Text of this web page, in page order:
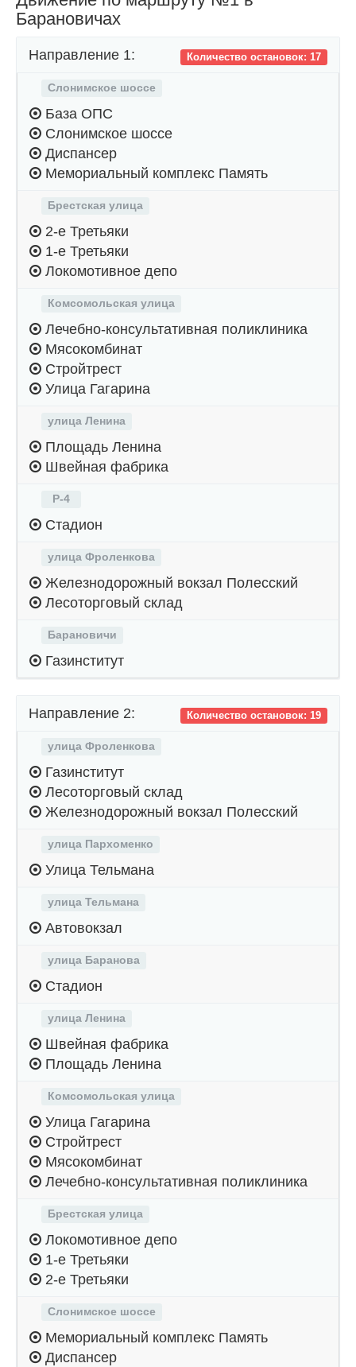
Барановичах
Количество остановок: 17
Направление 1:
Слонимское шоссе
База ОПС
Слонимское шоссе
Диспансер
Мемориальный комплекс Память
Брестская улица
2-е Третьяки
1-е Третьяки
Локомотивное депо
Комсомольская улица
Лечебно-консультативная поликлиника
Мясокомбинат
Стройтрест
Улица Гагарина
улица Ленина
Площадь Ленина
Швейная фабрика
Р-4
Стадион
улица Фроленкова
Железнодорожный вокзал Полесский
Лесоторговый склад
Барановичи
Газинститут
Количество остановок: 19
Направление 2:
улица Фроленкова
Газинститут
Лесоторговый склад
Железнодорожный вокзал Полесский
улица Пархоменко
Улица Тельмана
улица Тельмана
Автовокзал
улица Баранова
Стадион
улица Ленина
Швейная фабрика
Площадь Ленина
Комсомольская улица
Улица Гагарина
Стройтрест
Мясокомбинат
Лечебно-консультативная поликлиника
Брестская улица
Локомотивное депо
1-е Третьяки
2-е Третьяки
Слонимское шоссе
Мемориальный комплекс Память
Диспансер